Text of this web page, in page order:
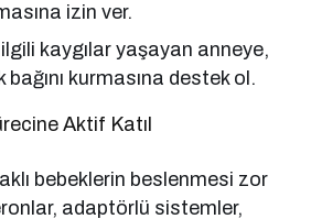
izin ver.
kaygılar yaşayan anneye,
kurmasına destek ol.
Aktif Katıl
bebeklerin beslenmesi zor
adaptörlü sistemler,